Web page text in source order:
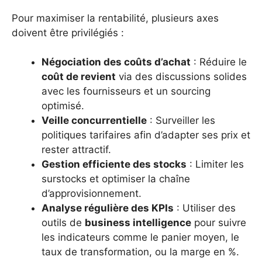
Pour maximiser la rentabilité, plusieurs axes
doivent être privilégiés :
Négociation des coûts d’achat : Réduire le
coût de revient via des discussions solides
avec les fournisseurs et un sourcing
optimisé.
Veille concurrentielle : Surveiller les
politiques tarifaires afin d’adapter ses prix et
rester attractif.
Gestion efficiente des stocks : Limiter les
surstocks et optimiser la chaîne
d’approvisionnement.
Analyse régulière des KPIs : Utiliser des
outils de business intelligence pour suivre
les indicateurs comme le panier moyen, le
taux de transformation, ou la marge en %.